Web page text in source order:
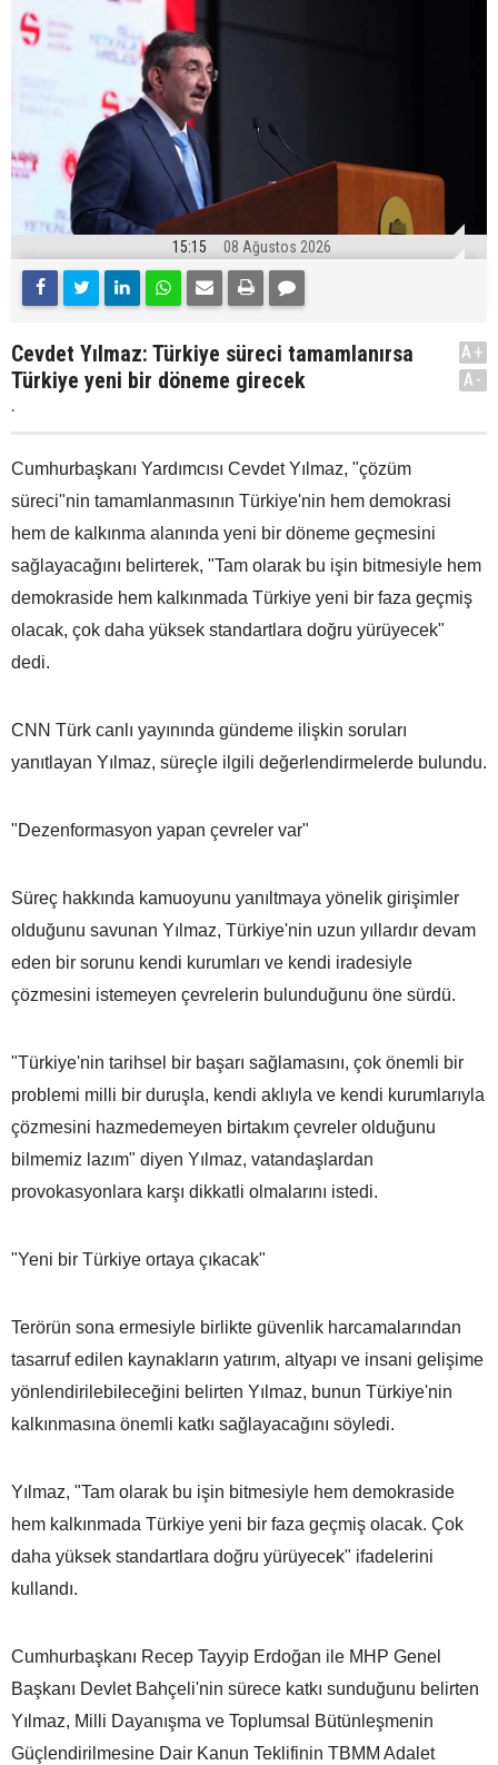
15:15 08 Ağustos 2026
Cevdet Yılmaz: Türkiye süreci tamamlanırsa
Türkiye yeni bir döneme girecek
.
A+
A-
Cumhurbaşkanı Yardımcısı Cevdet Yılmaz, "çözüm
süreci"nin tamamlanmasının Türkiye'nin hem demokrasi
hem de kalkınma alanında yeni bir döneme geçmesini
sağlayacağını belirterek, "Tam olarak bu işin bitmesiyle hem
demokraside hem kalkınmada Türkiye yeni bir faza geçmiş
olacak, çok daha yüksek standartlara doğru yürüyecek"
dedi.
CNN Türk canlı yayınında gündeme ilişkin soruları
yanıtlayan Yılmaz, süreçle ilgili değerlendirmelerde bulundu.
"Dezenformasyon yapan çevreler var"
Süreç hakkında kamuoyunu yanıltmaya yönelik girişimler
olduğunu savunan Yılmaz, Türkiye'nin uzun yıllardır devam
eden bir sorunu kendi kurumları ve kendi iradesiyle
çözmesini istemeyen çevrelerin bulunduğunu öne sürdü.
"Türkiye'nin tarihsel bir başarı sağlamasını, çok önemli bir
problemi milli bir duruşla, kendi aklıyla ve kendi kurumlarıyla
çözmesini hazmedemeyen birtakım çevreler olduğunu
bilmemiz lazım" diyen Yılmaz, vatandaşlardan
provokasyonlara karşı dikkatli olmalarını istedi.
"Yeni bir Türkiye ortaya çıkacak"
Terörün sona ermesiyle birlikte güvenlik harcamalarından
tasarruf edilen kaynakların yatırım, altyapı ve insani gelişime
yönlendirilebileceğini belirten Yılmaz, bunun Türkiye'nin
kalkınmasına önemli katkı sağlayacağını söyledi.
Yılmaz, "Tam olarak bu işin bitmesiyle hem demokraside
hem kalkınmada Türkiye yeni bir faza geçmiş olacak. Çok
daha yüksek standartlara doğru yürüyecek" ifadelerini
kullandı.
Cumhurbaşkanı Recep Tayyip Erdoğan ile MHP Genel
Başkanı Devlet Bahçeli'nin sürece katkı sunduğunu belirten
Yılmaz, Milli Dayanışma ve Toplumsal Bütünleşmenin
Güçlendirilmesine Dair Kanun Teklifinin TBMM Adalet